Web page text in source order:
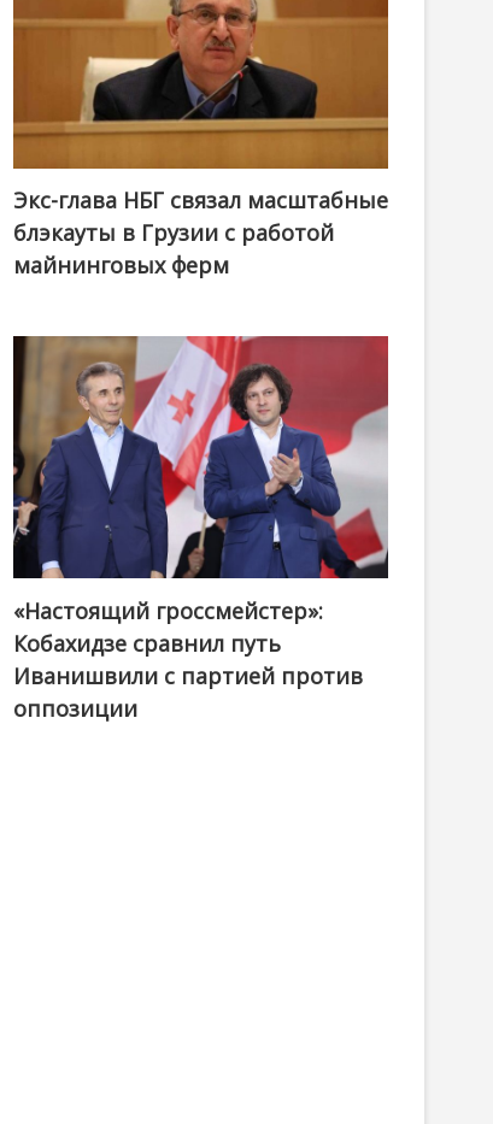
Экс-глава НБГ связал масштабные
блэкауты в Грузии с работой
майнинговых ферм
@ქართული ოცნება / Georgian Dream
«Настоящий гроссмейстер»:
Кобахидзе сравнил путь
Иванишвили с партией против
оппозиции